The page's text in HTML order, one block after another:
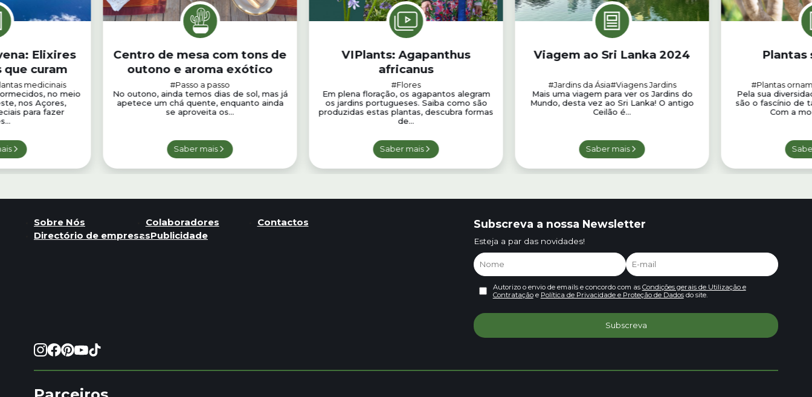
Elixires
curam
medicinais
no meio
nos Açores,
para fazer
Centro de mesa com tons de
outono e aroma exótico
#Passo a passo
No outono, ainda temos dias de sol, mas já
apetece um chá quente, enquanto ainda
se aproveita os...
Saber mais
VIPlants: Agapanthus
africanus
#Flores
Em plena floração, os agapantos alegram
os jardins portugueses. Saiba como são
produzidas estas plantas, descubra formas
de...
Saber mais
Viagem ao Sri Lanka 2024
#Jardins da Ásia#Viagens Jardins
Mais uma viagem para ver os Jardins do
Mundo, desta vez ao Sri Lanka! O antigo
Ceilão é...
Saber mais
Plantas
#Plantas
Pela sua
são o fascínio de
Com a
Sobre Nós Colaboradores
Contactos
Directório de empresasPublicidade
Subscreva a nossa Newsletter
Esteja a par das novidades!
Autorizo o envio de emails e concordo com as Condições gerais de Utilização e
Contrataçãoe Política de Privacidade e Proteção de Dadosdo site.